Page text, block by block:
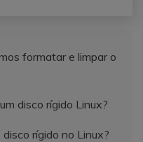
formatar e limpar o
disco rígido Linux?
rígido no Linux?